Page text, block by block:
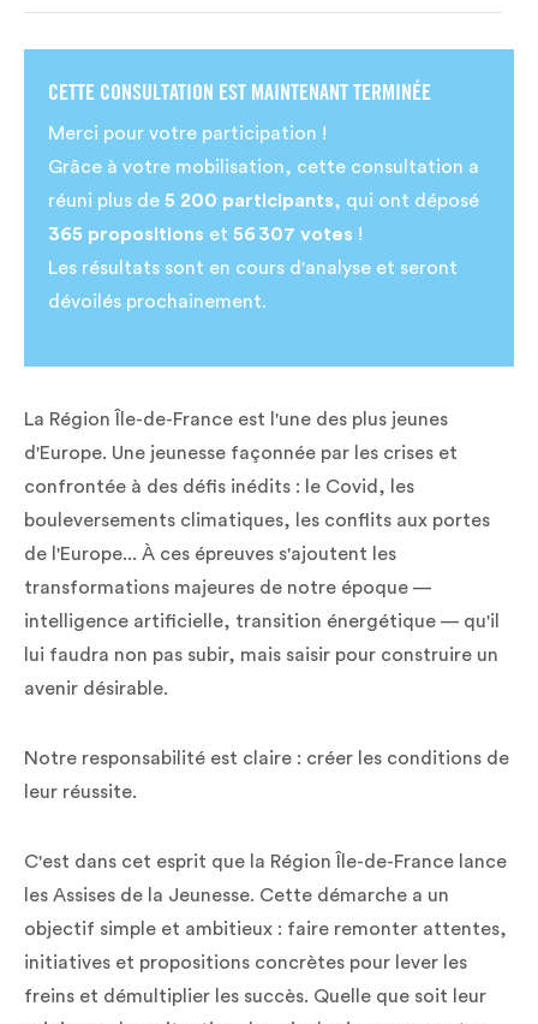
CETTE CONSULTATION EST MAINTENANT TERMINÉE
Merci pour votre participation !
Grâce à votre mobilisation, cette consultation a
réuni plus de 5 200 participants, qui ont déposé
365 propositions et 56 307 votes !
Les résultats sont en cours d'analyse et seront
dévoilés prochainement.
La Région Île-de-France est l'une des plus jeunes
d'Europe. Une jeunesse façonnée par les crises et
confrontée à des défis inédits : le Covid, les
bouleversements climatiques, les conflits aux portes
de l'Europe... À ces épreuves s'ajoutent les
transformations majeures de notre époque —
intelligence artificielle, transition énergétique — qu'il
lui faudra non pas subir, mais saisir pour construire un
avenir désirable.
Notre responsabilité est claire : créer les conditions de
leur réussite.
C'est dans cet esprit que la Région Île-de-France lance
les Assises de la Jeunesse. Cette démarche a un
objectif simple et ambitieux : faire remonter attentes,
initiatives et propositions concrètes pour lever les
freins et démultiplier les succès. Quelle que soit leur